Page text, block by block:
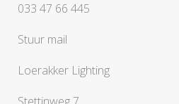
033 47 66 445
Stuur mail
Loerakker Lighting